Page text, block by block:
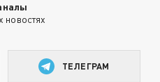
новостях
ТЕЛЕГРАМ